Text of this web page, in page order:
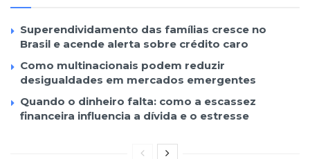
Superendividamento das famílias cresce no
Brasil e acende alerta sobre crédito caro
Como multinacionais podem reduzir
desigualdades em mercados emergentes
Quando o dinheiro falta: como a escassez
financeira influencia a dívida e o estresse